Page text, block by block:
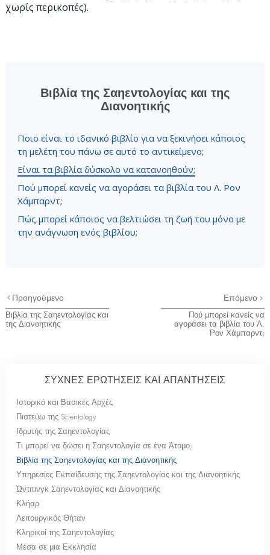
χωρίς περικοπές).
Βιβλία της Σαηεντολογίας και της
Διανοητικής
Ποιο είναι το ιδανικό βιβλίο για να ξεκινήσει κάποιος
τη μελέτη του πάνω σε αυτό το αντικείμενο;
Είναι τα βιβλία δύσκολο να κατανοηθούν;
Πού μπορεί κανείς να αγοράσει τα βιβλία του Λ. Ρον
Χάμπαρντ;
Πώς μπορεί κάποιος να βελτιώσει τη ζωή του μόνο με
την ανάγνωση ενός βιβλίου;
Προηγούμενο
Βιβλία της Σαηεντολογίας και
της Διανοητικής
Επόμενο
Πού μπορεί κανείς να
αγοράσει τα βιβλία του Λ.
Ρον Χάμπαρντ;
ΣΥΧΝΕΣ ΕΡΩΤΗΣΕΙΣ ΚΑΙ ΑΠΑΝΤΗΣΕΙΣ
Ιστορικό και Βασικές Αρχές
Πιστεύω της Scientology
Ιδρυτής της Σαηεντολογίας
Τι μπορεί να δώσει η Σαηεντολογία σε ένα Άτομο;
Βιβλία της Σαηεντολογίας και της Διανοητικής
Υπηρεσίες Εκπαίδευσης της Σαηεντολογίας και της Διανοητικής
Ώντιτινγκ Σαηεντολογίας και Διανοητικής
Κλήαρ
Λειτουργικός Θήταν
Κληρικοί της Σαηεντολογίας
Μέσα σε μια Εκκλησία